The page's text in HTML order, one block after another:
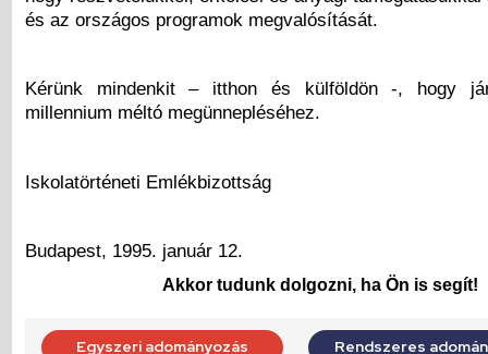
és az országos programok megvalósítását.
Kérünk mindenkit – itthon és külföldön -, hogy
millennium méltó megünnepléséhez.
Iskolatörténeti Emlékbizottság
Budapest, 1995. január 12.
Akkor tudunk dolgozni, ha Ön is segít!